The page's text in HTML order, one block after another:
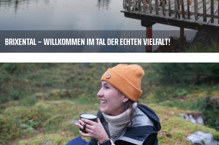
BRIXENTAL – WILLKOMMEN IM TAL DER ECHTEN VIELFALT!